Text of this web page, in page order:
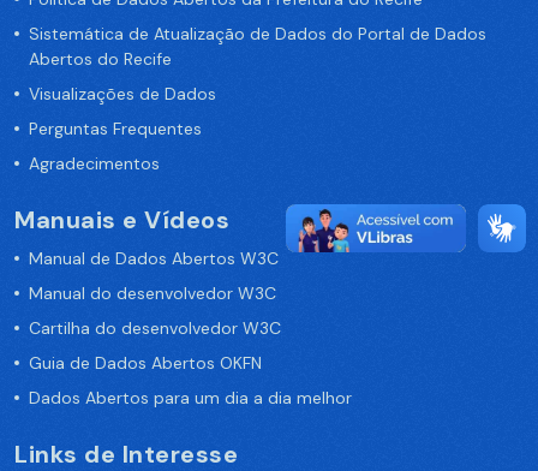
Sistemática de Atualização de Dados do Portal de Dados
Abertos do Recife
Visualizações de Dados
Perguntas Frequentes
Agradecimentos
Manuais e Vídeos
Manual de Dados Abertos W3C
Manual do desenvolvedor W3C
Cartilha do desenvolvedor W3C
Guia de Dados Abertos OKFN
Dados Abertos para um dia a dia melhor
Links de Interesse